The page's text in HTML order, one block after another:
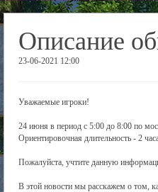
Описание
23-06-2021 12:00
Уважаемые игроки!
24 июня в период с 5:00 до 8:00 по
Ориентировочная длительность - 2
Пожалуйста, учтите данную
В этой новости мы расскажем о том,